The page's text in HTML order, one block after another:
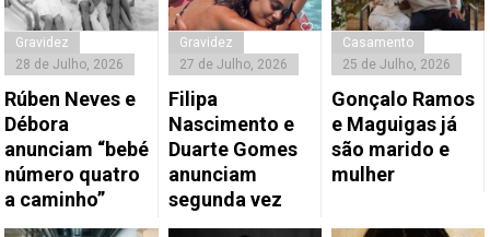
Gravidez
28 de Julho, 2026
Rúben Neves e
Débora
anunciam “bebé
número quatro
a caminho”
Gravidez
27 de Julho, 2026
Filipa
Nascimento e
Duarte Gomes
anunciam
segunda vez
Casamento
25 de Julho, 2026
Gonçalo Ramos
e Maguigas já
são marido e
mulher